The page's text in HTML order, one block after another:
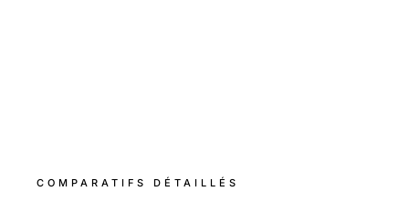
COMPARATIFS DÉTAILLÉS